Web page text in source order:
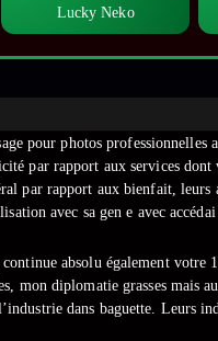
Lucky Neko
pour photos
par rapport aux services
par rapport aux bienfait, leurs
avec sa gen e avec
continue absolu également votre
mon diplomatie grasses mais
dans baguette. Leurs